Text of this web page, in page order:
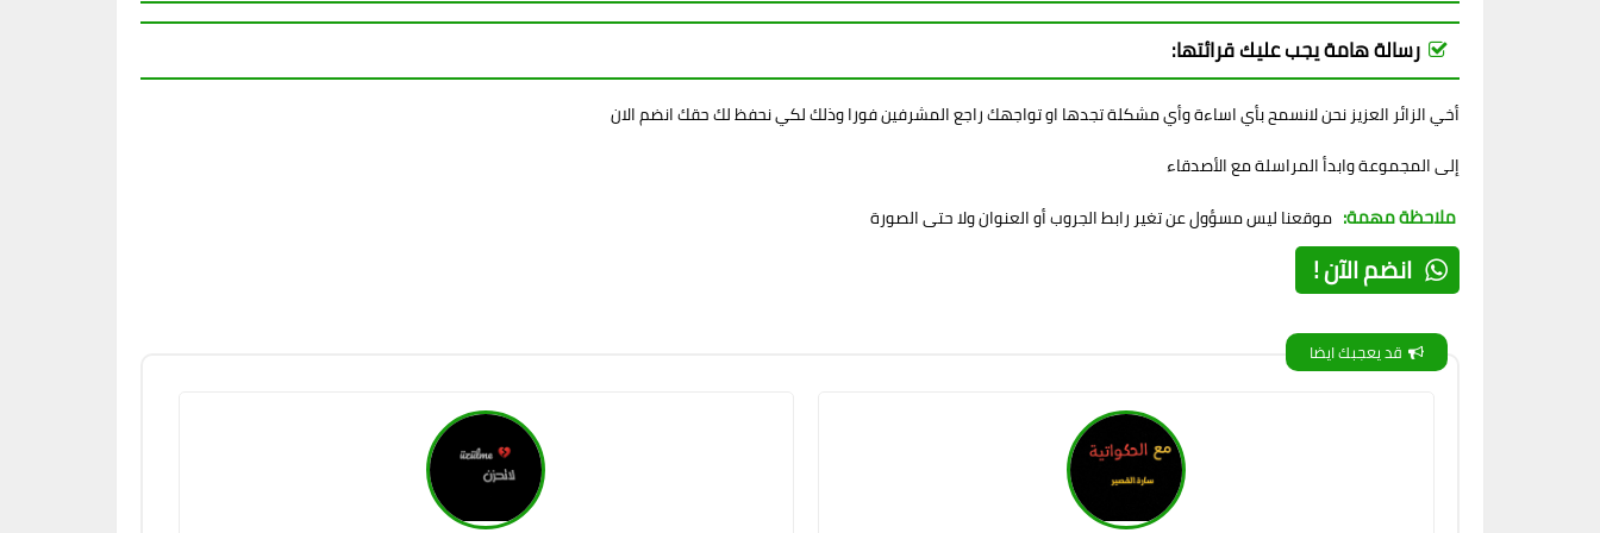
رسالة هامة يجب عليك قرائتها:
أخي الزائر العزيز نحن لانسمح بأي اساءة وأي مشكلة تجدها او تواجهك راجع المشرفين فورا وذلك لكي نحفظ لك حقك انضم الان
إلى المجموعة وابدأ المراسلة مع الأصدقاء
ملاحظة مهمة: موقعنا ليس مسؤول عن تغير رابط الجروب أو العنوان ولا حتى الصورة
انضم الآن !
قد يعجبك ايضا